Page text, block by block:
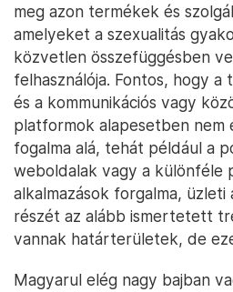
meg azon termékek és
amelyeket a szexualitás
közvetlen összefüggésben
felhasználója. Fontos, hogy a
és a kommunikációs vagy
platformok alapesetben nem
fogalma alá, tehát például a
weboldalak vagy a különféle
alkalmazások forgalma, üzleti
részét az alább ismertetett
vannak határterületek, de
Magyarul elég nagy bajban